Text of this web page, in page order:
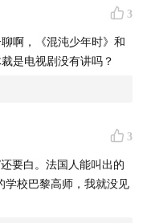
3
啊，《混沌少年时》和
是电视剧没有讲吗？
3
要白。法国人能叫出的
学校巴黎高师，我就没见